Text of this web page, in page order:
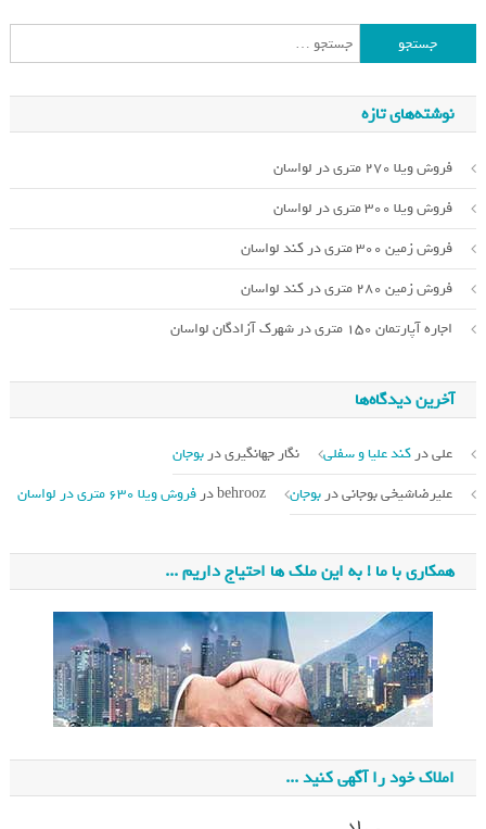
برای:
نوشته‌های تازه
فروش ویلا 270 متری در لواسان
فروش ویلا 300 متری در لواسان
فروش زمین 300 متری در کند لواسان
فروش زمین 280 متری در کند لواسان
اجاره آپارتمان 150 متری در شهرک آزادگان لواسان
آخرین دیدگاه‌ها
علیدر کند علیا و سفلی نگار جهانگیریدر بوجان
علیرضاشیخی بوجانیدر بوجان behroozدر فروش ویلا 630 متری در لواسان
همکاری با ما ! به این ملک ها احتیاج داریم ...
املاک خود را آگهی کنید ...